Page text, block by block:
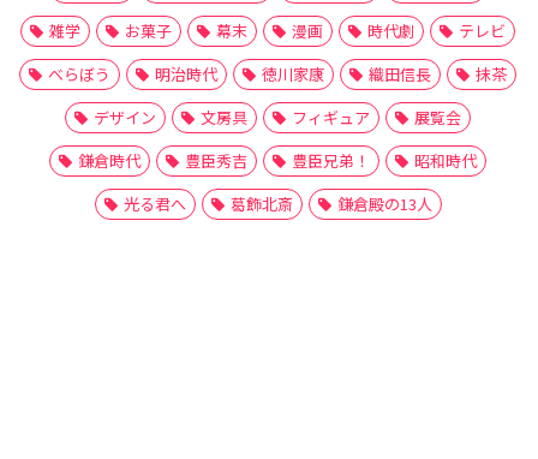
雑学
お菓子 幕末 漫画 時代劇
テレビ
べらぼう
明治時代 徳川家康 織田信長
抹茶
デザイン
文房具 フィギュア
展覧会
鎌倉時代
豊臣秀吉 豊臣兄弟！
昭和時代
光る君へ
葛飾北斎 鎌倉殿の13人